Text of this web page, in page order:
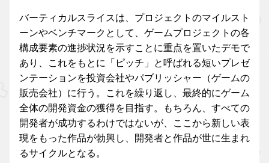
バーティカルスライスは、プロジェクトのマイルスト
ーンやベンチマークとして、ゲームプロジェクトの各
構成要素の進捗状況を示すことに重点を置いたデモで
あり、これをもとに「ピッチ」と呼ばれる短いプレゼ
ンテーションを投資会社やパブリッシャー（ゲームの
販売会社）に行う。これを繰り返し、最終的にゲーム
全体の開発資金の獲得を目指す。もちろん、すべての
開発者が成功するわけではないが、ここから新しい表
現をもった作品が勃興し、開発者と作品が世に生まれ
るサイクルとなる。